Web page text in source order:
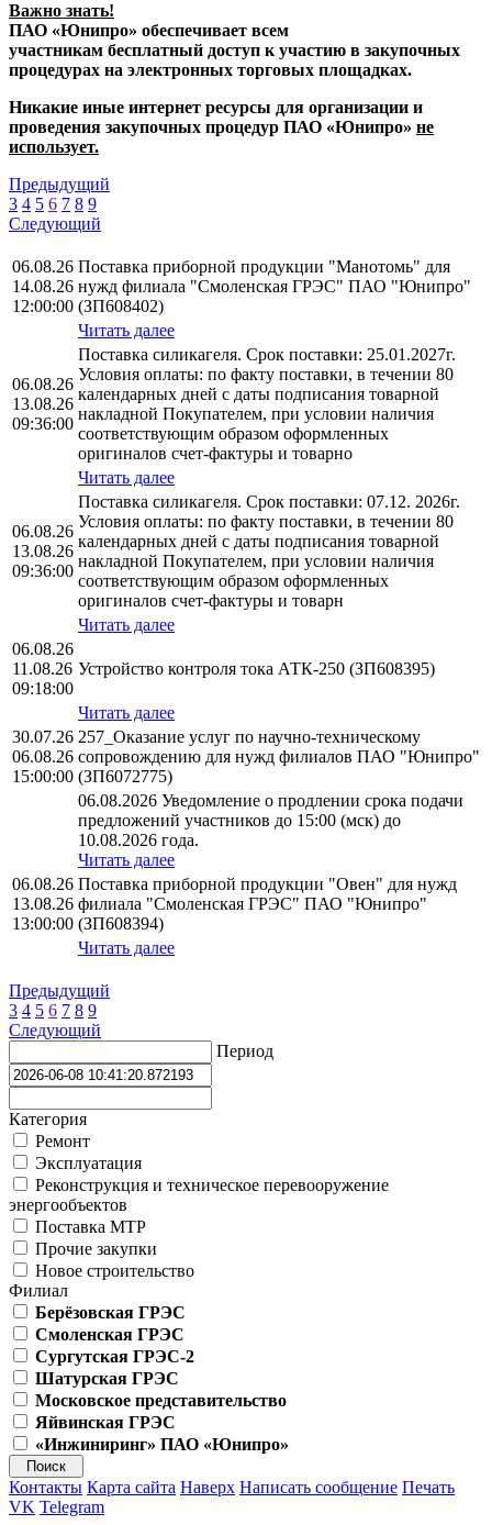
Важно знать!
ПАО «Юнипро» обеспечивает всем
участникам бесплатный доступ к участию в закупочных
процедурах на электронных торговых площадках.
Никакие иные интернет ресурсы для организации и
проведения закупочных процедур ПАО «Юнипро» не
использует.
Предыдущий
3 4 5 6 7 8 9
Следующий
06.08.26
14.08.26
12:00:00
Поставка приборной продукции "Манотомь" для
нужд филиала "Смоленская ГРЭС" ПАО "Юнипро"
(ЗП608402)
Читать далее
06.08.26
13.08.26
09:36:00
Поставка силикагеля. Срок поставки: 25.01.2027г.
Условия оплаты: по факту поставки, в течении 80
календарных дней с даты подписания товарной
накладной Покупателем, при условии наличия
соответствующим образом оформленных
оригиналов счет-фактуры и товарно
Читать далее
06.08.26
13.08.26
09:36:00
Поставка силикагеля. Срок поставки: 07.12. 2026г.
Условия оплаты: по факту поставки, в течении 80
календарных дней с даты подписания товарной
накладной Покупателем, при условии наличия
соответствующим образом оформленных
оригиналов счет-фактуры и товарн
Читать далее
06.08.26
11.08.26
09:18:00
Устройство контроля тока АТК-250 (ЗП608395)
Читать далее
30.07.26
06.08.26
15:00:00
257_Оказание услуг по научно-техническому
сопровождению для нужд филиалов ПАО "Юнипро"
(ЗП6072775)
06.08.2026 Уведомление о продлении срока подачи
предложений участников до 15:00 (мск) до
10.08.2026 года.
Читать далее
06.08.26
13.08.26
13:00:00
Поставка приборной продукции "Овен" для нужд
филиала "Смоленская ГРЭС" ПАО "Юнипро"
(ЗП608394)
Читать далее
Предыдущий
3 4 5 6 7 8 9
Следующий
Период
Категория
Ремонт
Эксплуатация
Реконструкция и техническое перевооружение
энергообъектов
Поставка МТР
Прочие закупки
Новое строительство
Филиал
Берёзовская ГРЭС
Смоленская ГРЭС
Сургутская ГРЭС-2
Шатурская ГРЭС
Московское представительство
Яйвинская ГРЭС
«Инжиниринг» ПАО «Юнипро»
Контакты Карта сайта Наверх Написать сообщение Печать
VK Telegram